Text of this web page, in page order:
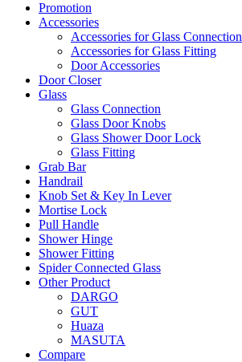
Promotion
Accessories
Accessories for Glass Connection
Accessories for Glass Fitting
Door Accessories
Door Closer
Glass
Glass Connection
Glass Door Knobs
Glass Shower Door Lock
Glass Fitting
Grab Bar
Handrail
Knob Set & Key In Lever
Mortise Lock
Pull Handle
Shower Hinge
Shower Fitting
Spider Connected Glass
Other Product
DARGO
GUT
Huaza
MASUTA
Compare